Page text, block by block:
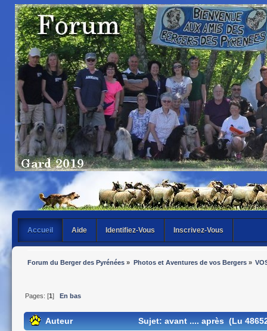
Accueil Aide Identifiez-Vous Inscrivez-Vous
Forum du Berger des Pyrénées » Photos et Aventures de vos Bergers»
Pages: [1] En bas
Auteur Sujet: avant .... après (Lu